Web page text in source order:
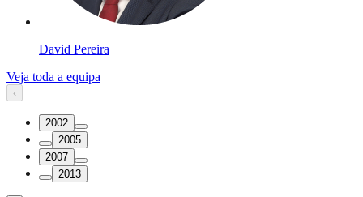
David Pereira
Veja toda a equipa
‹
2002
2005
2007
2013